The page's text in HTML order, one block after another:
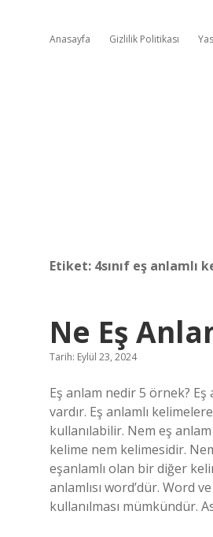
Anasayfa Gizlilik Politikası
Etiket: 4sınıf eş anlamlı
Ne Eş
Tarih: Eylül 23, 2024
Eş anlam nedir 5 örnek?
vardır. Eş anlamlı
kullanılabilir. Nem eş
kelime nem kelimesidir.
eşanlamlı olan bir diğer
anlamlısı word’dür. Word
kullanılması mümkündür.